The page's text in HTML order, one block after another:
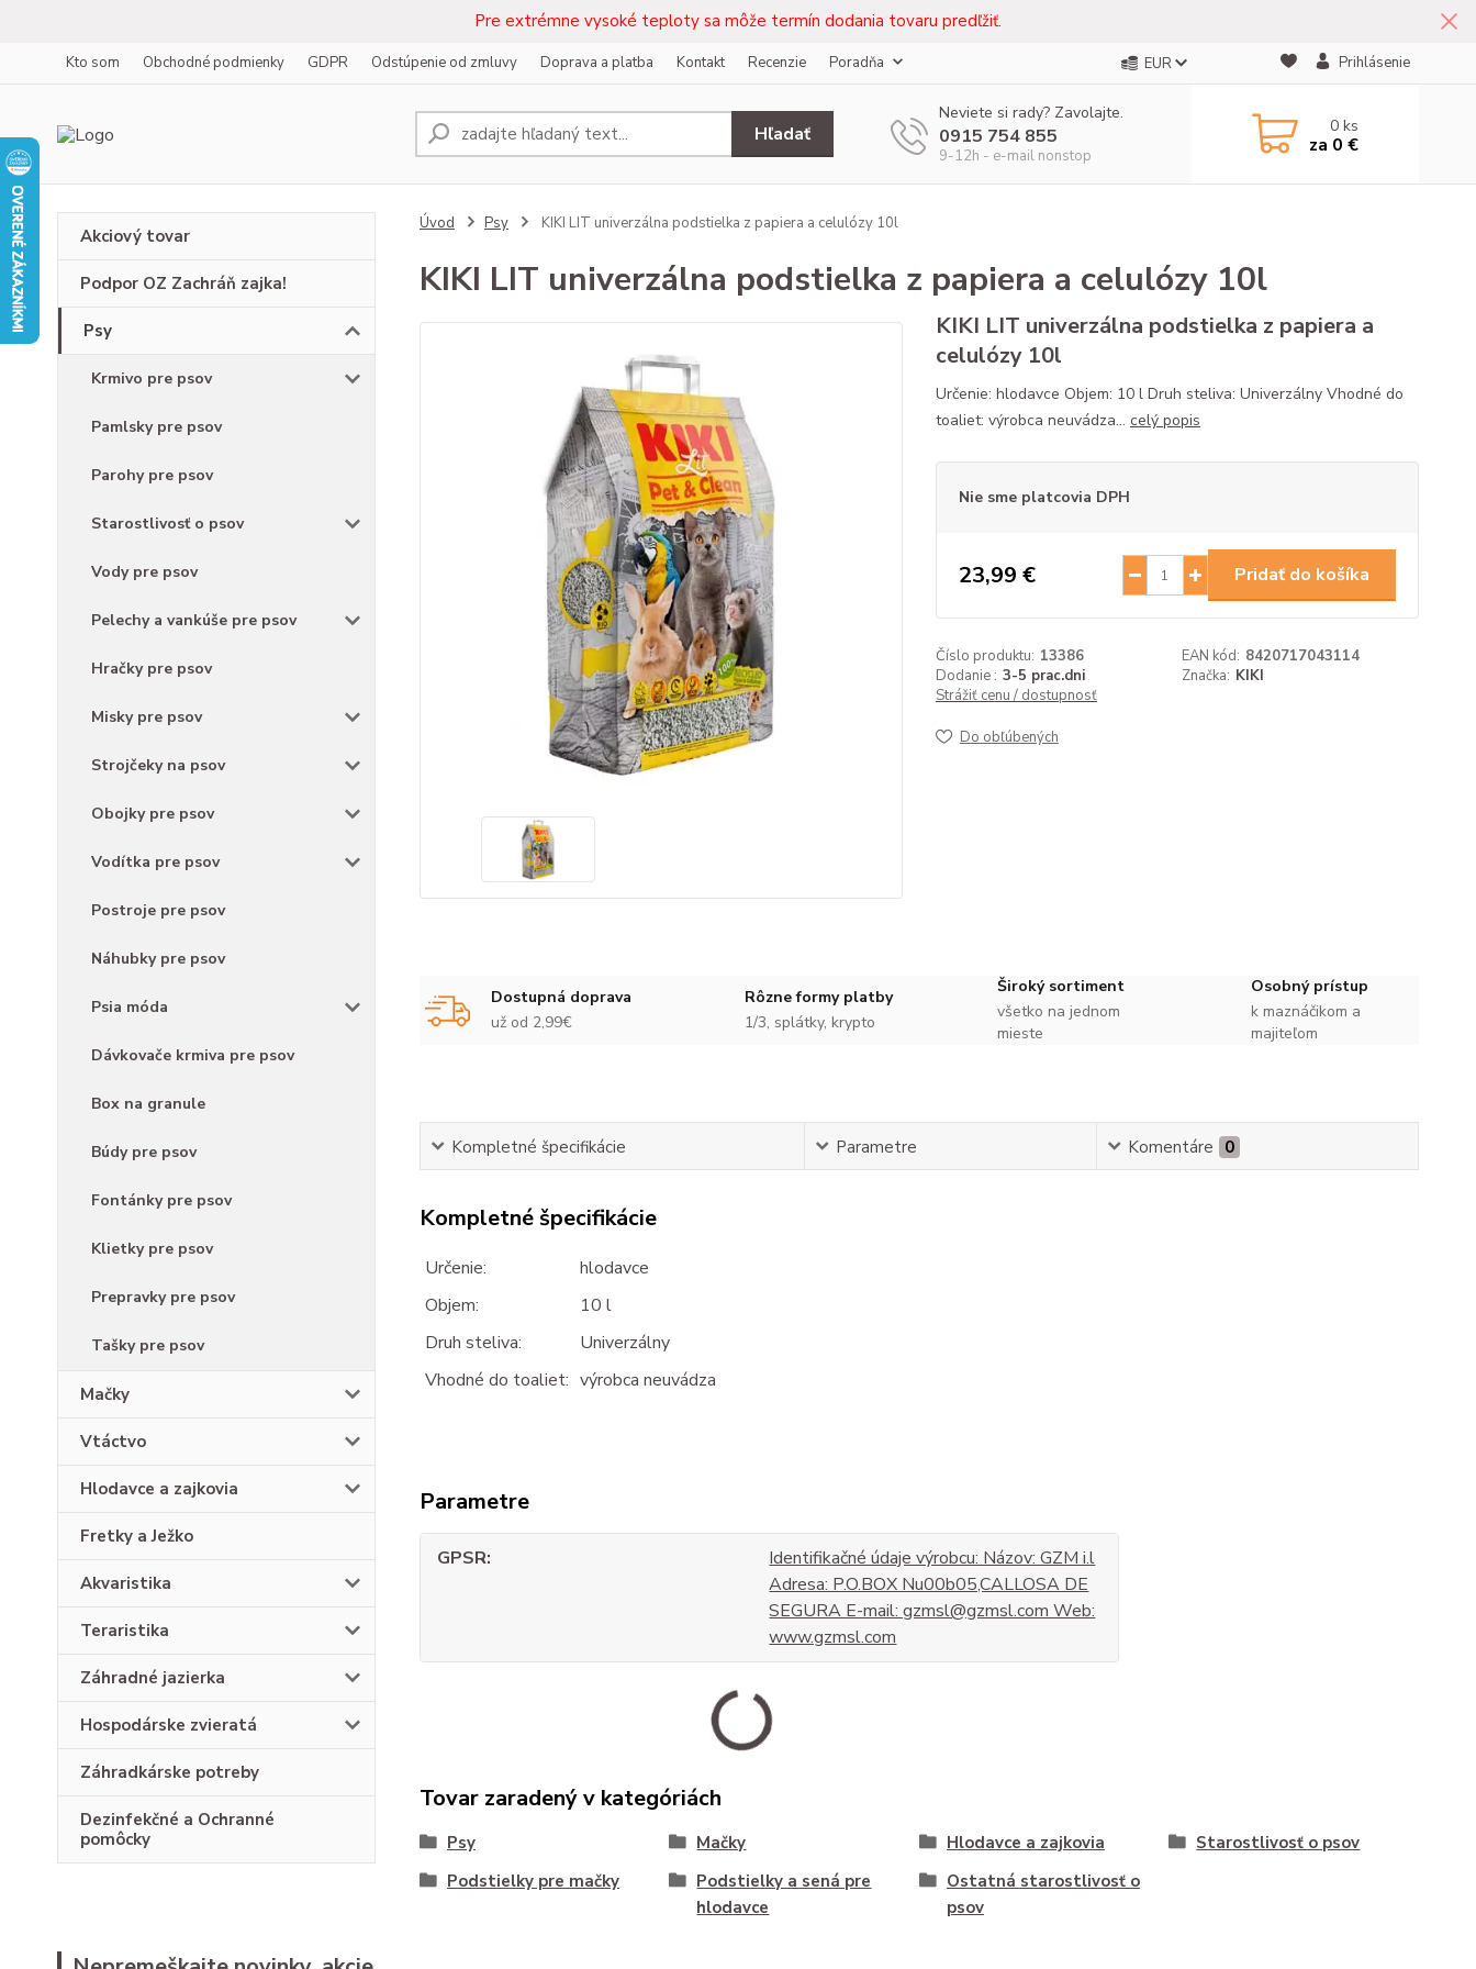
Pre extrémne vysoké teploty sa môže termín dodania tovaru predľžiť.
Kto som Obchodné podmienky GDPR Odstúpenie od zmluvy Doprava a platba Kontakt Recenzie Poradňa EUR Prihlásenie
Hľadať
Neviete si rady? Zavolajte.
0915 754 855
9-12h - e-mail nonstop
0ks
za 0 €
Akciový tovar
Podpor OZ Zachráň zajka!
Psy
Krmivo pre psov
Pamlsky pre psov
Parohy pre psov
Starostlivosť o psov
Vody pre psov
Pelechy a vankúše pre psov
Hračky pre psov
Misky pre psov
Strojčeky na psov
Obojky pre psov
Vodítka pre psov
Postroje pre psov
Náhubky pre psov
Psia móda
Dávkovače krmiva pre psov
Box na granule
Búdy pre psov
Fontánky pre psov
Klietky pre psov
Prepravky pre psov
Tašky pre psov
Mačky
Vtáctvo
Hlodavce a zajkovia
Fretky a Ježko
Akvaristika
Teraristika
Záhradné jazierka
Hospodárske zvieratá
Záhradkárske potreby
Dezinfekčné a Ochranné
pomôcky
Úvod Psy KIKI LIT univerzálna podstielka z papiera a celulózy 10l
KIKI LIT univerzálna podstielka z papiera a celulózy 10l
KIKI LIT univerzálna podstielka z papiera a
celulózy 10l
Určenie: hlodavce Objem: 10 l Druh steliva: Univerzálny Vhodné do
toaliet: výrobca neuvádza... celý popis
Nie sme platcovia DPH
23,99 € Pridať do košíka
Číslo produktu: 13386 EAN kód: 8420717043114
Dodanie : 3-5 prac.dni Značka: KIKI
Strážiť cenu / dostupnosť
Do obľúbených
Dostupná doprava
už od 2,99€
Rôzne formy platby
1/3, splátky, krypto
Široký sortiment
všetko na jednom
mieste
Osobný prístup
k maznáčikom a
majiteľom
Kompletné špecifikácie Parametre Komentáre 0
Kompletné špecifikácie
Určenie:
hlodavce
Objem:
10 l
Druh steliva:
Univerzálny
Vhodné do toaliet: výrobca neuvádza
Parametre
GPSR
Identifikačné údaje výrobcu: Názov: GZM i.l
Adresa: P.O.BOX Nu00b05,CALLOSA DE
SEGURA E-mail: gzmsl@gzmsl.com Web:
www.gzmsl.com
Tovar zaradený v kategóriách
Psy Mačky Hlodavce a zajkovia
Starostlivosť o psov
Podstielky pre mačky
Podstielky a sená pre
hlodavce
Ostatná starostlivosť o
psov